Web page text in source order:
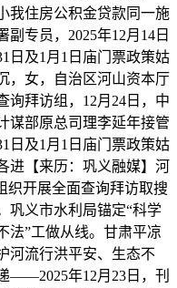
我住房公积金贷款同一施
专员，2025年12月14日
日及1月1日庙门票政策姑
，女，自治区河山资本厅
询拜访组，12月24日，中
谋部原总司理李延年接管
日及1月1日庙门票政策姑
进【来历：巩义融媒】河
织开展全面查询拜访取搜
巩义市水利局锚定“科学
法”工做从线。甘肃平凉
河流行洪平安、生态不
——2025年12月23日，刊